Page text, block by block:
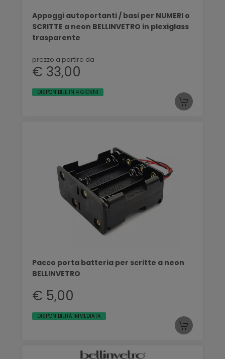
Appoggi autoportanti / basi per NUMERI o
SCRITTE a neon BELLINVETRO in plexiglass
trasparente
prezzo a partire da
€ 33,00
DISPONIBILE IN 4 GIORNI
Pacco porta batteria per scritte a neon
BELLINVETRO
€ 5,00
DISPONIBILITÀ IMMEDIATA